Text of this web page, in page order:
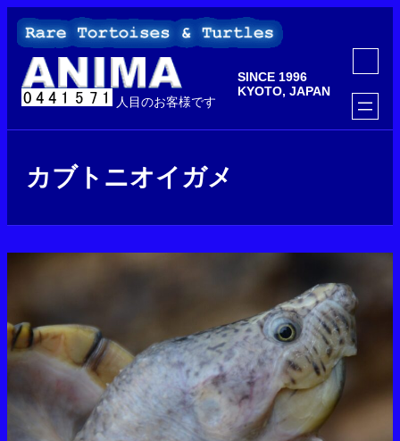
を
人目のお客様です
SINCE 1996
KYOTO, JAPAN
ア
コ
ン
リ
ン
ク
カブトニオイガメ